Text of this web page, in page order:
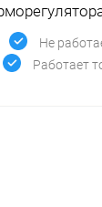
Не
Работает